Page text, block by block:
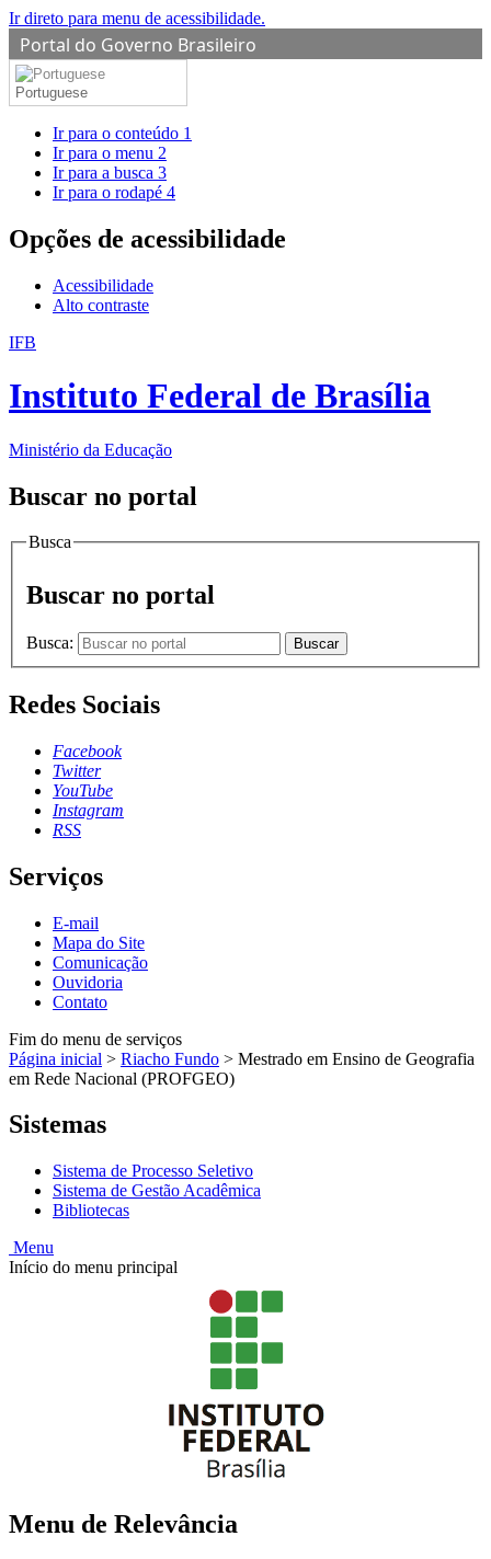
Ir direto para menu de acessibilidade.
Portal do Governo Brasileiro
Portuguese
Ir para o conteúdo 1
Ir para o menu 2
Ir para a busca 3
Ir para o rodapé 4
Opções de acessibilidade
Acessibilidade
Alto contraste
IFB
Instituto Federal de Brasília
Ministério da Educação
Buscar no portal
Busca
Buscar no portal
Busca: Buscar
Redes Sociais
Facebook
Twitter
YouTube
Instagram
RSS
Serviços
E-mail
Mapa do Site
Comunicação
Ouvidoria
Contato
Fim do menu de serviços
Página inicial > Riacho Fundo > Mestrado em Ensino de Geografia
em Rede Nacional (PROFGEO)
Sistemas
Sistema de Processo Seletivo
Sistema de Gestão Acadêmica
Bibliotecas
Menu
Início do menu principal
Menu de Relevância